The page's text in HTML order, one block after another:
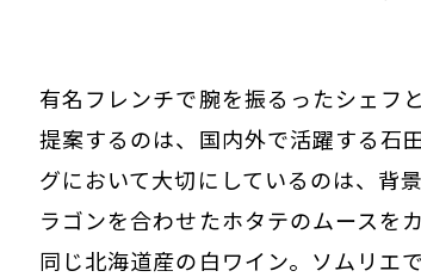
有名フレンチで腕を振るったシェフ
提案するのは、国内外で活躍する石
グにおいて大切にしているのは、背
ラゴンを合わせたホタテのムースを
同じ北海道産の白ワイン。ソムリエ